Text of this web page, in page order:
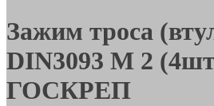
Зажим троса
DIN3093 M 2
ГОСКРЕП